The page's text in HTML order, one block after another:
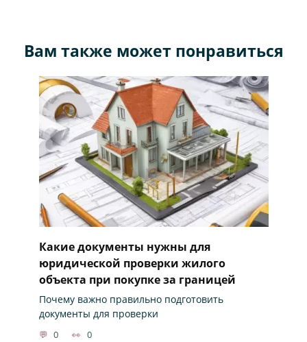
Вам также может понравиться
Какие документы нужны для
юридической проверки жилого
объекта при покупке за границей
Почему важно правильно подготовить
документы для проверки
0 0